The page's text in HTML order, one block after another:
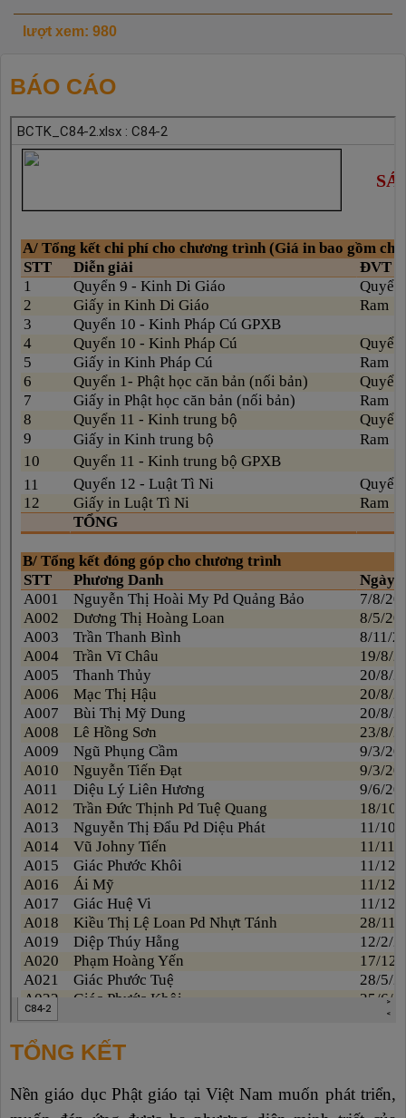
lượt xem: 980
BÁO CÁO
TỔNG KẾT
Nền giáo dục Phật giáo tại Việt Nam muốn phát triển,